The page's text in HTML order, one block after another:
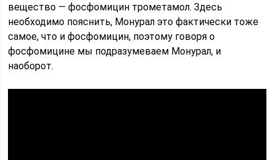
вещество — фосфомицин трометамол. Здесь
необходимо пояснить, Монурал это фактически тоже
самое, что и фосфомицин, поэтому говоря о
фосфомицине мы подразумеваем Монурал, и
наоборот.